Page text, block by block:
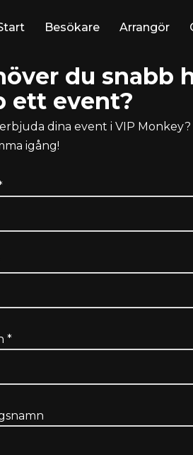
Besökare Arrangör
du snabb
ett event?
dina event i VIP
igång!
*